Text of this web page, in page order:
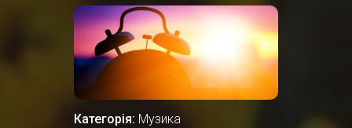
Категорія: Музика